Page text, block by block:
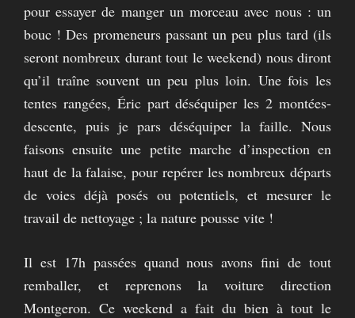
pour essayer de manger un morceau avec nous : un
bouc ! Des promeneurs passant un peu plus tard (ils
seront nombreux durant tout le weekend) nous diront
qu’il traîne souvent un peu plus loin. Une fois les
tentes rangées, Éric part déséquiper les 2 montées-
descente, puis je pars déséquiper la faille. Nous
faisons ensuite une petite marche d’inspection en
haut de la falaise, pour repérer les nombreux départs
de voies déjà posés ou potentiels, et mesurer le
travail de nettoyage ; la nature pousse vite !
Il est 17h passées quand nous avons fini de tout
remballer, et reprenons la voiture direction
Montgeron. Ce weekend a fait du bien à tout le